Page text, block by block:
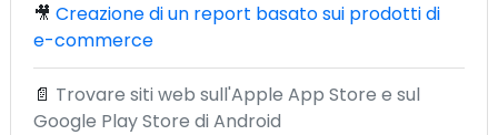
🎥 Creazione di un report basato sui prodotti di
e-commerce
📄 Trovare siti web sull'Apple App Store e sul
Google Play Store di Android